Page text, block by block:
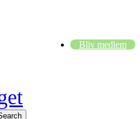
Bliv medlem